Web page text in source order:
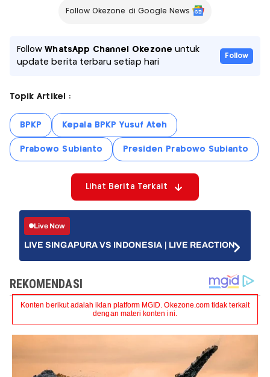
Follow Okezone di Google News
FollowWhatsApp Channel Okezone untuk
update berita terbaru setiap hari
Follow
Topik Artikel :
BPKP Kepala BPKP Yusuf Ateh
Prabowo Subianto Presiden Prabowo Subianto
Lihat Berita Terkait
Live Now
LIVE SINGAPURA VS INDONESIA | LIVE REACTION